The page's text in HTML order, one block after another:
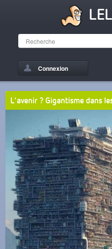
Connexion
L'avenir ? Gigantisme dans